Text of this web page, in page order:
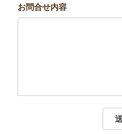
お問合せ内容